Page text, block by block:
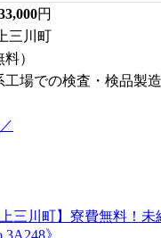
円
三川町
）
工場での検査・検品製